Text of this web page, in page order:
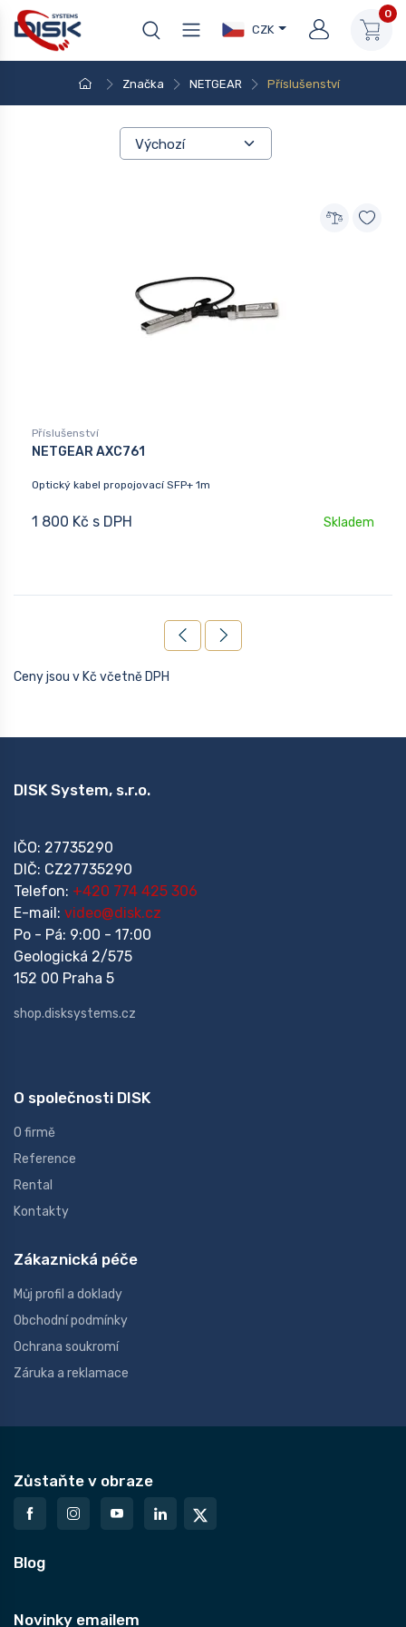
CZK
0
Značka NETGEAR Příslušenství
Příslušenství
NETGEAR AXC761
Optický kabel propojovací SFP+ 1m
1 800 Kč s DPH Skladem
Ceny jsou v Kč včetně DPH
DISK System, s.r.o.
IČO: 27735290
DIČ: CZ27735290
Telefon: +420 774 425 306
E-mail: video@disk.cz
Po - Pá: 9:00 - 17:00
Geologická 2/575
152 00 Praha 5
shop.disksystems.cz
O společnosti DISK
O firmě
Reference
Rental
Kontakty
Zákaznická péče
Můj profil a doklady
Obchodní podmínky
Ochrana soukromí
Záruka a reklamace
Zůstaňte v obraze
Blog
Novinky emailem